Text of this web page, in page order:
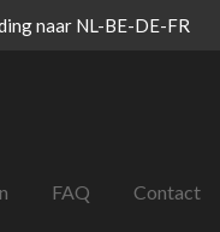
naar NL-BE-DE-FR
FAQ Contact